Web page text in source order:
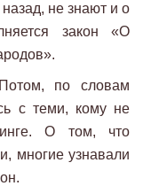
не знают и о
закон «О
по словам
с теми, кому не
О том, что
многие узнавали